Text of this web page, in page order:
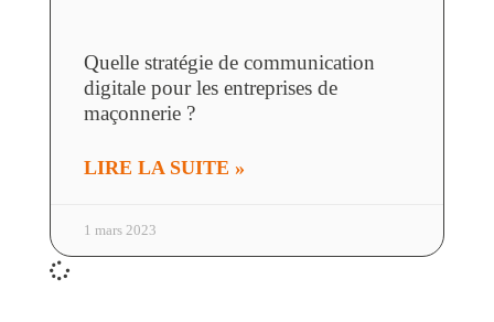
Quelle stratégie de communication
digitale pour les entreprises de
maçonnerie ?
LIRE LA SUITE »
1 mars 2023